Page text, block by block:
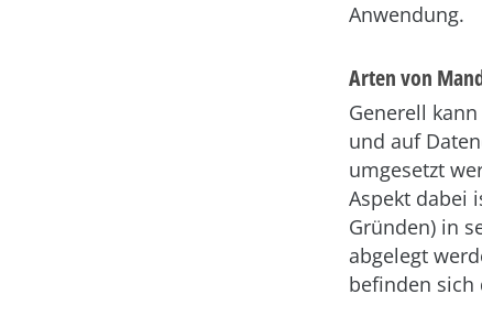
Anwendung.
Arten von
Generell
und auf
umgesetzt
Aspekt dabei
Gründen) in
abgelegt
befinden sich